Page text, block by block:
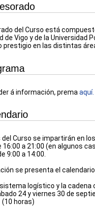
del Curso está
de Vigo y de la
prestigio en las distintas
á información, prema aquí.
del Curso se impartirán en
16:00 a 21:00 (en algunos
9:00 a 14:00.
se presenta el
sistema logístico y la
24 y viernes 30 de
(10 horas)